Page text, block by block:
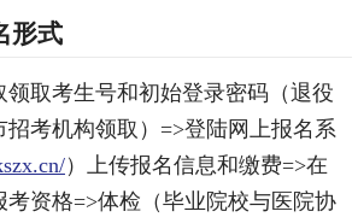
形式
领取考生号和初始登录密码（退役
招考机构领取）=>登陆网上报名系
）上传报名信息和缴费=>在
考资格=>体检（毕业院校与医院协